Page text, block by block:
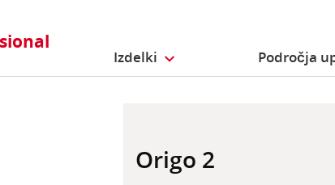
Izdelki Področja
Origo 2